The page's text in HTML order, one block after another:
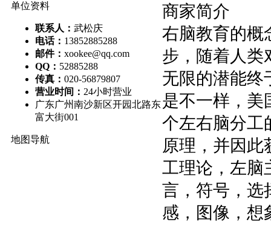
单位资料
联系人： 武松庆
电话： 13852885288
邮件： xookee@qq.com
QQ： 52885288
传真： 020-56879807
营业时间： 24小时营业
广东广州南沙新区开园北路东
富大街001
地图导航
商家简介
右脑教育的概
步，随着人类
无限的潜能终
是不一样，美
个左右脑分工
原理，并因此
工理论，左脑
言，符号，选
感，图像，想